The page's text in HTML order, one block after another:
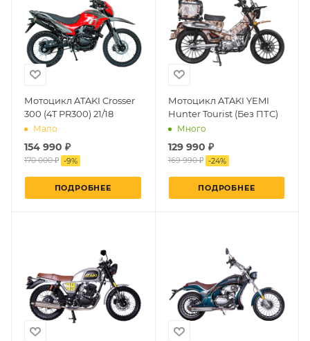
Мотоцикл ATAKI Crosser
300 (4T PR300) 21/18
Мало
154 990 ₽
170 000 ₽ -9%
ПОДРОБНЕЕ
Мотоцикл ATAKI YEMI
Hunter Tourist (Без ПТС)
Много
129 990 ₽
169 990 ₽ -24%
ПОДРОБНЕЕ